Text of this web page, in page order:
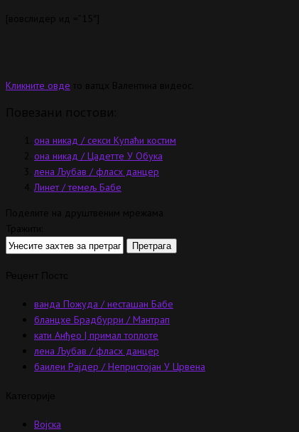
Кликните овде
она никад / секси Купаћи костим
она никад / Цадетте У Обука
лена Љубав / фласх данцер
Линет / темељ Бабе
ванда Пожуда / несташан Бабе
бланцхе Брадбурри / Мантрап
кати Анђео | примал топлоте
лена Љубав / фласх данцер
баилеи Рајдер / Непристојан У Црвена
Војска